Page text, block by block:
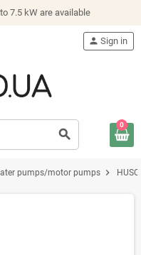
7.5 kW are available
search
person Sign in
0
pumps/motor pumps chevron_right